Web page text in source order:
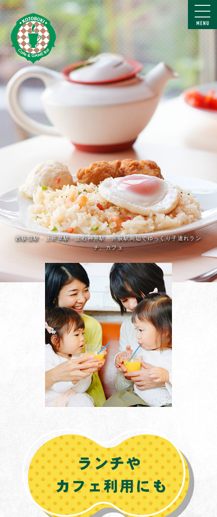
西荻窪駅・上井草駅・上石神井駅・井荻駅周辺でゆっくり子連れラン
チ、カフェ